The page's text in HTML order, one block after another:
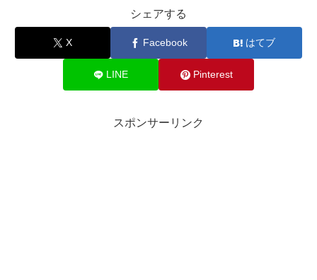
シェアする
X Facebook はてブ
LINE Pinterest
スポンサーリンク